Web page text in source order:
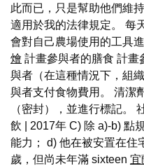
此而已，只是幫助他們維
適用於我的法律規定。 每
會對自己農場使用的工具
燴 計畫參與者的膳食 計畫
與者（在這種情況下，組
與者支付食物費用。 清潔
（密封），並進行標記。
飲 | 2017年 C) 除 a)-b) 點
能力； d) 他在被安置在住
歲，但尚未年滿 sixteen 宜